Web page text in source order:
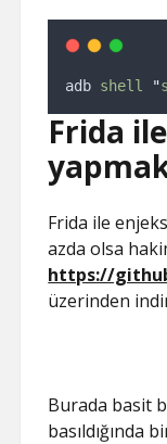
adb shell "
Frida
Frida ile
azda olsa
https://
üzerinden
Burada basit
basıldığında